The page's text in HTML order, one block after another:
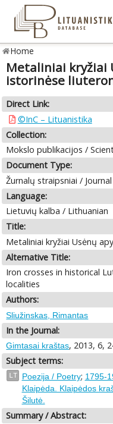
Home
Metaliniai kryžiai
istorinėse
Direct Link:
©InC – Lituanistika
Collection:
Mokslo publikacijos /
Document Type:
Žurnalų straipsniai /
Language:
Lietuvių kalba / Lithuanian
Title:
Metaliniai kryžiai Usėnų
Alternative Title:
Iron crosses in historical
localities
Authors:
Sliužinskas, Rimantas
In the Journal:
Gimtasai kraštas, 2013, 6,
Subject terms:
LT Poezija / Poetry; 1795-
Klaipėda. Klaipėdos
Šilutė.
Summary / Abstract: